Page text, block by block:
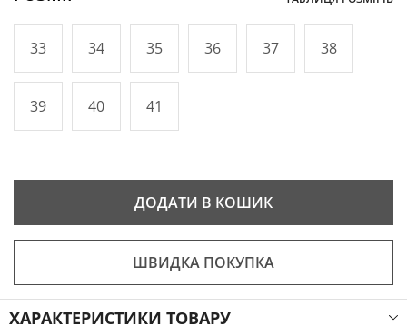
33 34 35 36 37 38
39 40 41
ДОДАТИ В КОШИК
ШВИДКА ПОКУПКА
ХАРАКТЕРИСТИКИ ТОВАРУ